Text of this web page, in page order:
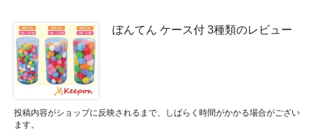
ぼんてん ケース付 3種類のレビュー
投稿内容がショップに反映されるまで、しばらく時間がかかる場合がござい
ます。